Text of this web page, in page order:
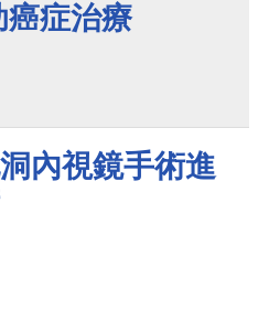
症治療
內視鏡手術進